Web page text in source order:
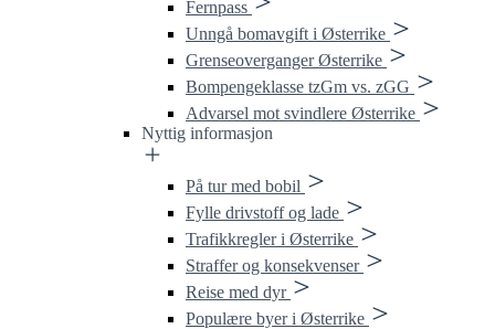
Fernpass
Unngå bomavgift i Østerrike
Grenseoverganger Østerrike
Bompengeklasse tzGm vs. zGG
Advarsel mot svindlere Østerrike
Nyttig informasjon
På tur med bobil
Fylle drivstoff og lade
Trafikkregler i Østerrike
Straffer og konsekvenser
Reise med dyr
Populære byer i Østerrike